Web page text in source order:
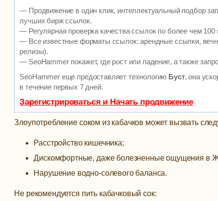
— Продвижение в один клик, интеллектуальный подбор
лучших бирж ссылок.
— Регулярная проверка качества ссылок по более чем
— Все известные форматы ссылок: арендные ссылки,
релизы).
— SeoHammer покажет, где рост или падение, а также
SeoHammer еще предоставляет технологию Буст, она
в течение первых 7 дней.
Зарегистрироваться и Начать продвижение
Злоупотребление соком из кабачков может вызвать
Расстройство кишечника;
Дискомфортные, даже болезненные ощущения в
Нарушение водно-солевого баланса.
Не рекомендуется пить кабачковый сок: